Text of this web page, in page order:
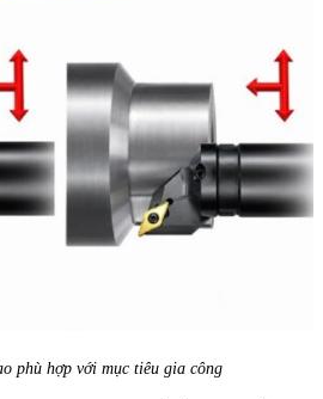
phù hợp với mục tiêu gia công